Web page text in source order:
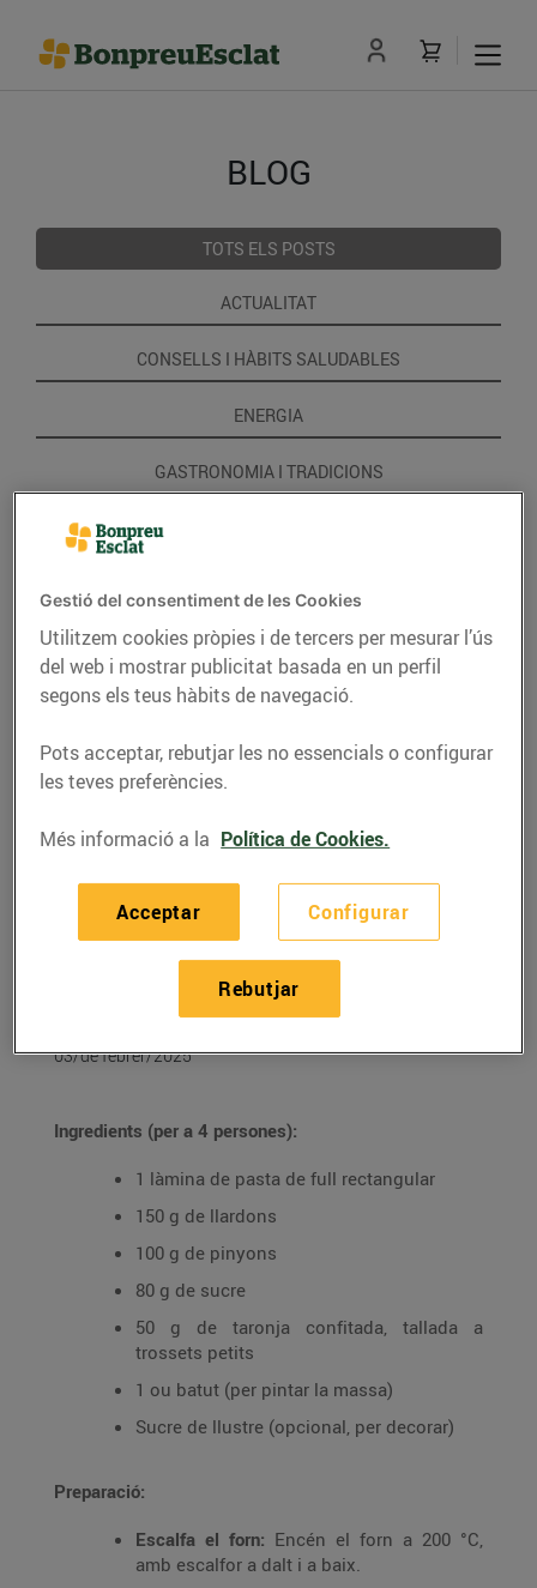
BLOG
TOTS ELS POSTS
ACTUALITAT
CONSELLS I HÀBITS SALUDABLES
ENERGIA
GASTRONOMIA I TRADICIONS
RECEPTES
Coca de llardons amb
taronja confitada i
pinyons
03/de febrer/2025
Ingredients (per a 4 persones):
1 làmina de pasta de full rectangular
150 g de llardons
100 g de pinyons
80 g de sucre
50 g de taronja confitada, tallada a
trossets petits
1 ou batut (per pintar la massa)
Sucre de llustre (opcional, per decorar)
Preparació:
Escalfa el forn: Encén el forn a 200 °C,
amb escalfor a dalt i a baix.
Gestió del consentiment de les Cookies
Utilitzem cookies pròpies i de tercers per mesurar l’ús
del web i mostrar publicitat basada en un perfil
segons els teus hàbits de navegació.
Pots acceptar, rebutjar les no essencials o configurar
les teves preferències.
Més informació a la Política de Cookies.
Configurar
Rebutjar
Acceptar